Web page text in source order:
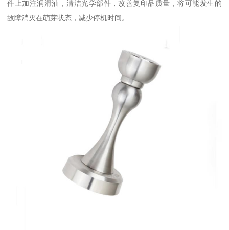
件上加注润滑油，清洁光学部件，改善复印品质量，将可能发生的
故障消灭在萌芽状态，减少停机时间。